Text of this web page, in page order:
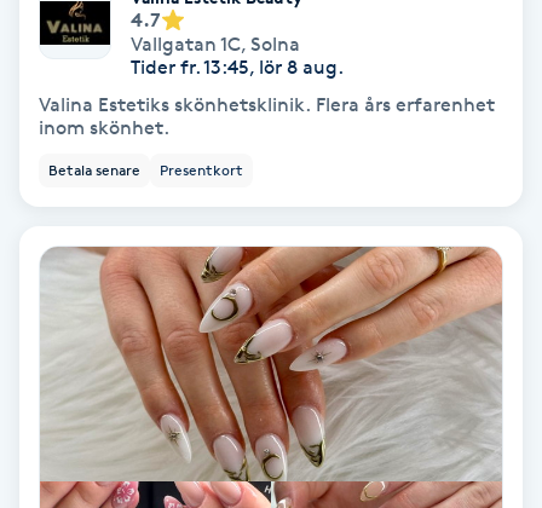
Samtalsterapi
Singelfransar
Sjukgymnastik
Skalpmassage
Skinbooster
Sklerosering
4.7
Vallgatan 1C, Solna
Tider fr. 13:45, lör 8 aug.
Valina Estetiks skönhetsklinik. Flera års erfarenhet
inom skönhet.
Betala senare Presentkort